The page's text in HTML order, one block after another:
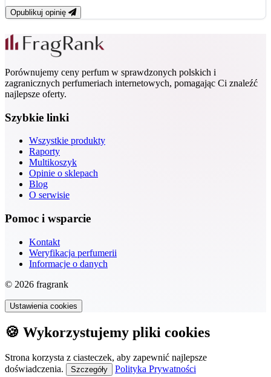
Opublikuj opinię
Porównujemy ceny perfum w sprawdzonych polskich i
zagranicznych perfumeriach internetowych, pomagając Ci znaleźć
najlepsze oferty.
Szybkie linki
Wszystkie produkty
Raporty
Multikoszyk
Opinie o sklepach
Blog
O serwisie
Pomoc i wsparcie
Kontakt
Weryfikacja perfumerii
Informacje o danych
© 2026 fragrank
Ustawienia cookies
🍪 Wykorzystujemy pliki cookies
Strona korzysta z ciasteczek, aby zapewnić najlepsze
doświadczenia.
Szczegóły Polityka Prywatności